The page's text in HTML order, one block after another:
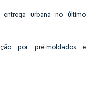
entrega urbana no último
por pré-moldados e